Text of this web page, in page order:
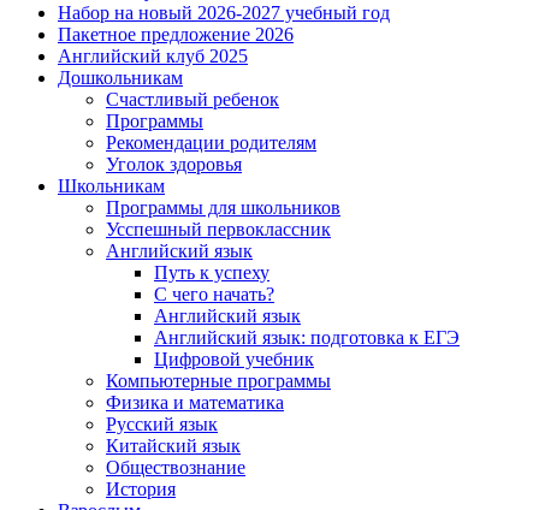
Набор на новый 2026-2027 учебный год
Пакетное предложение 2026
Английский клуб 2025
Дошкольникам
Счастливый ребенок
Программы
Рекомендации родителям
Уголок здоровья
Школьникам
Программы для школьников
Усспешный первоклассник
Английский язык
Путь к успеху
С чего начать?
Английский язык
Английский язык: подготовка к ЕГЭ
Цифровой учебник
Компьютерные программы
Физика и математика
Русский язык
Китайский язык
Обществознание
История